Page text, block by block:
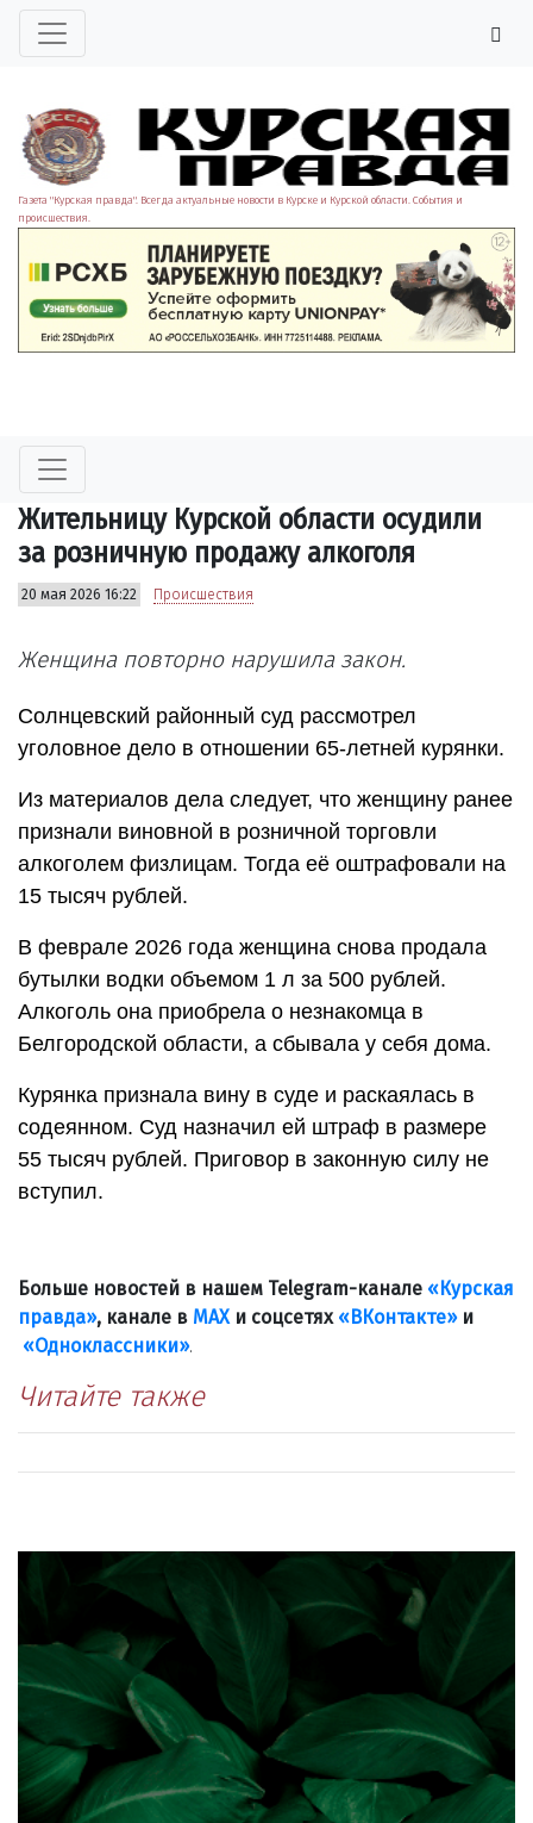
Газета "Курская правда". Всегда актуальные новости в Курске и Курской области. События и
происшествия.
Жительницу Курской области осудили
за розничную продажу алкоголя
20 мая 2026 16:22 Происшествия
Женщина повторно нарушила закон.
Солнцевский районный суд рассмотрел
уголовное дело в отношении 65-летней курянки.
Из материалов дела следует, что женщину ранее
признали виновной в розничной торговли
алкоголем физлицам. Тогда её оштрафовали на
15 тысяч рублей.
В феврале 2026 года женщина снова продала
бутылки водки объемом 1 л за 500 рублей.
Алкоголь она приобрела о незнакомца в
Белгородской области, а сбывала у себя дома.
Курянка признала вину в суде и раскаялась в
содеянном. Суд назначил ей штраф в размере
55 тысяч рублей. Приговор в законную силу не
вступил.
Больше новостей в нашем Telegram-канале «Курская
правда», канале в МАХи соцсетях «ВКонтакте»и
«Одноклассники».
Читайте также